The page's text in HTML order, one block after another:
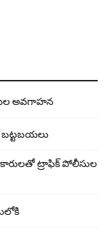
అవగాహన
ట్రాఫిక్ పోలీసుల